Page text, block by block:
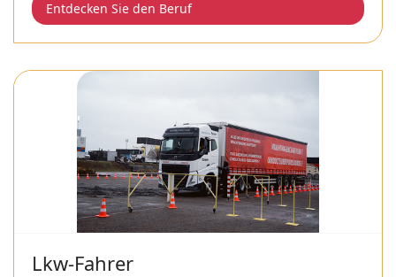
Entdecken Sie den Beruf
Lkw-Fahrer